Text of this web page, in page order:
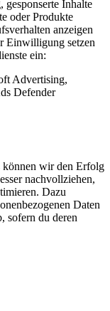
gesponserte Inhalte
oder Produkte
anzeigen
Einwilligung setzen
ein:
Advertising,
Defender
können wir den Erfolg
nachvollziehen,
Dazu
Daten
sofern du deren